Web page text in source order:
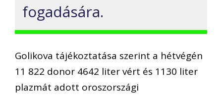
fogadására.
Golikova tájékoztatása szerint a hétvégén
11 822 donor 4642 liter vért és 1130 liter
plazmát adott oroszországi